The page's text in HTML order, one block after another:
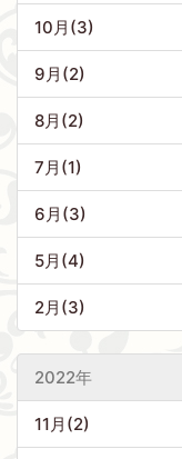
10月(3)
9月(2)
8月(2)
7月(1)
6月(3)
5月(4)
2月(3)
2022年
11月(2)